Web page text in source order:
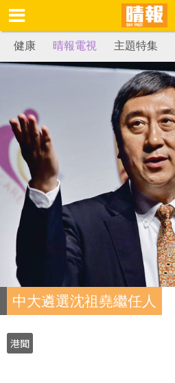
健康 晴報電視 主題特集
中大遴選沈祖堯繼任人
港聞